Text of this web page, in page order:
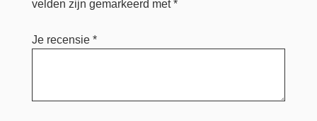
velden zijn gemarkeerd met*
Je recensie *